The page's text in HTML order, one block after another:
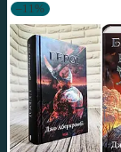
–11%